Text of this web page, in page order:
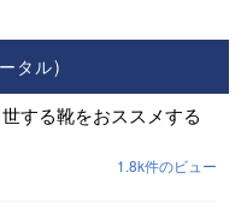
タル)
する靴をおススメする
1.8k件のビュー